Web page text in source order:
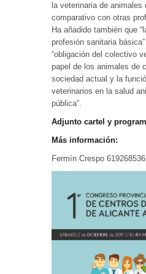
la veterinaria de
comparativo con otras
Ha añadido también que
profesión sanitaria
“obligación del colectivo
papel de los animales de
sociedad actual y la
veterinarios en la salud
pública”.
Adjunto cartel y
Más información:
Fermín Crespo 619268536